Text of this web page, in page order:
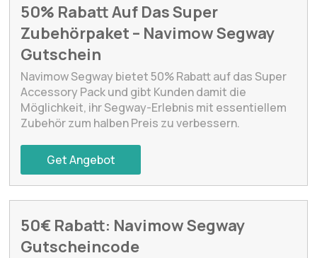
50% Rabatt Auf Das Super
Zubehörpaket – Navimow Segway
Gutschein
Navimow Segway bietet 50% Rabatt auf das Super
Accessory Pack und gibt Kunden damit die
Möglichkeit, ihr Segway-Erlebnis mit essentiellem
Zubehör zum halben Preis zu verbessern.
Get Angebot
50€ Rabatt: Navimow Segway
Gutscheincode